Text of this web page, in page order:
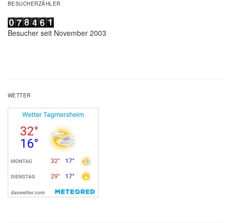
BESUCHERZÄHLER
Besucher seit November 2003
WETTER